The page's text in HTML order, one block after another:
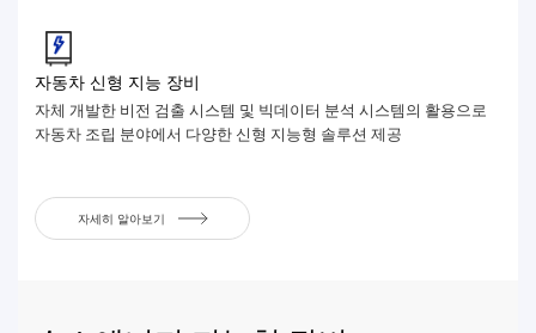
자동차 신형 지능 장비
자체 개발한 비전 검출 시스템 및 빅데이터 분석 시스템의 활용으로
자동차 조립 분야에서 다양한 신형 지능형 솔루션 제공
자세히 알아보기